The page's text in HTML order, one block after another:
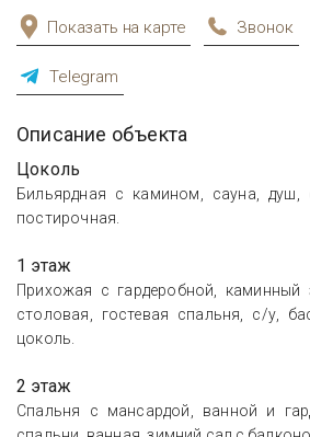
Показать на карте Звонок
Telegram
Описание объекта
Цоколь
Бильярдная с камином, сауна,
постирочная.
1 этаж
Прихожая с гардеробной, каминный
столовая, гостевая спальня, с/у,
цоколь.
2 этаж
Спальня с мансардой, ванной и